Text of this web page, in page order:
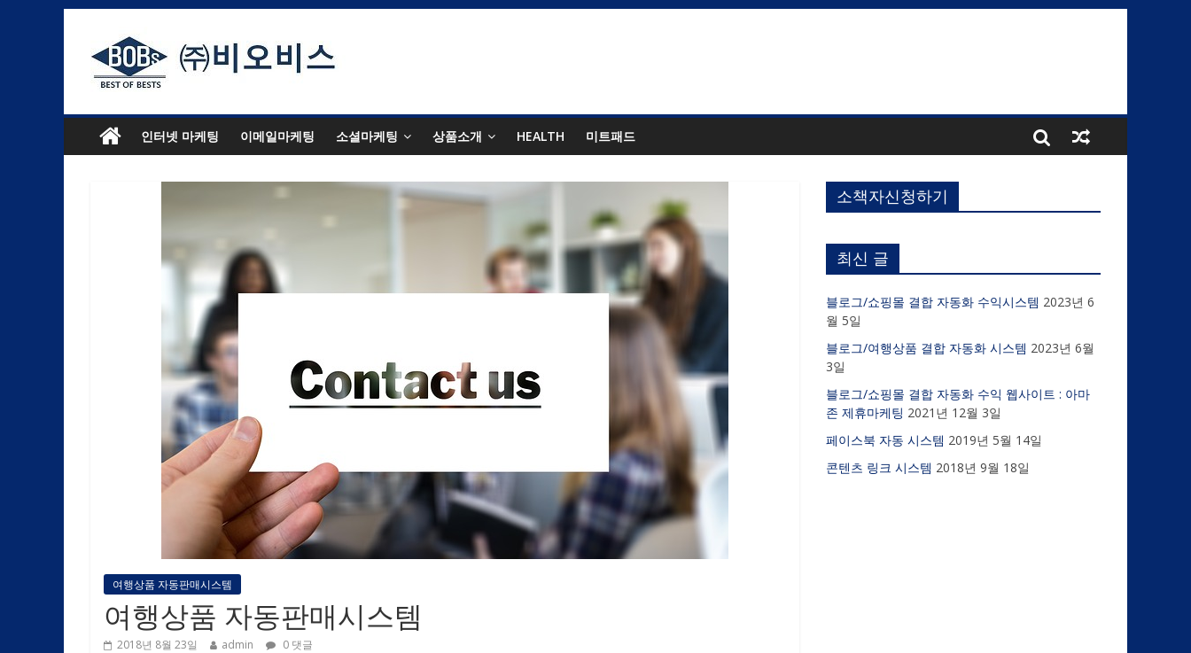
인터넷 마케팅 이메일마케팅 소셜마케팅 상품소개 HEALTH 미트패드
여행상품 자동판매시스템
여행상품 자동판매시스템
2018년 8월 23일 admin 0 댓글
소책자신청하기
최신 글
블로그/쇼핑몰 결합 자동화 수익시스템 2023년 6
월 5일
블로그/여행상품 결합 자동화 시스템 2023년 6월
3일
블로그/쇼핑몰 결합 자동화 수익 웹사이트 : 아마
존 제휴마케팅 2021년 12월 3일
페이스북 자동 시스템 2019년 5월 14일
콘텐츠 링크 시스템 2018년 9월 18일